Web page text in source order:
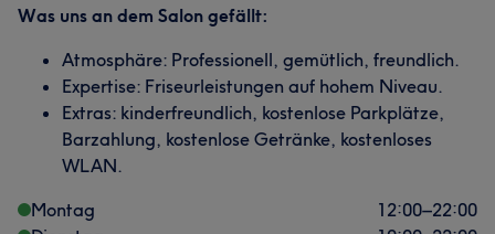
Was uns an dem Salon gefällt:
Atmosphäre: Professionell, gemütlich, freundlich.
Expertise: Friseurleistungen auf hohem Niveau.
Extras: kinderfreundlich, kostenlose Parkplätze,
Barzahlung, kostenlose Getränke, kostenloses
WLAN.
Montag
12:00–22:00